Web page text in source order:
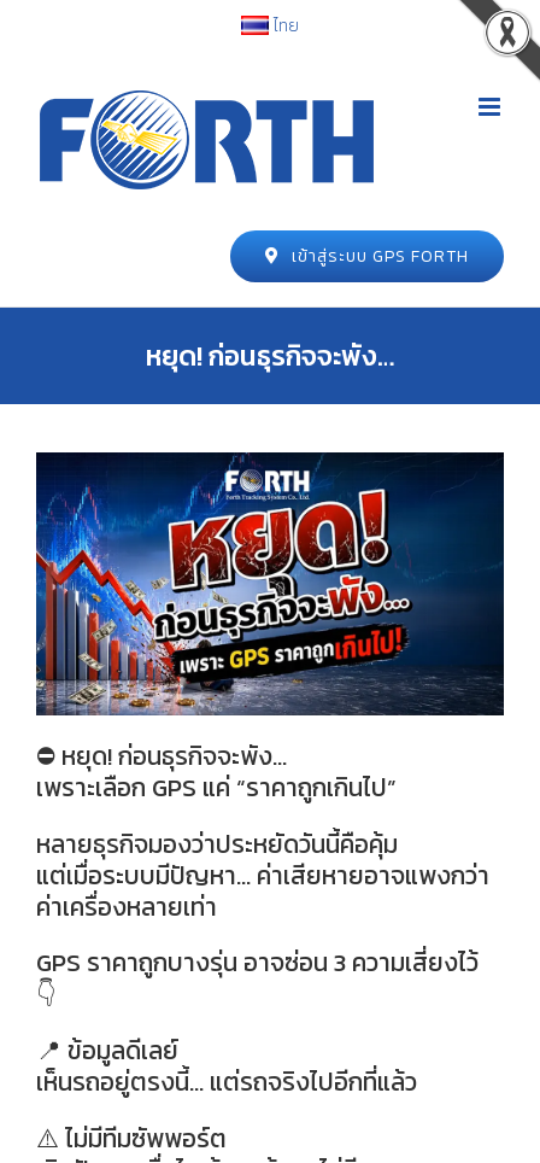
ไทย
เข้าสู่ระบบ GPS FORTH
หยุด! ก่อนธุรกิจจะพัง…
⛔ หยุด! ก่อนธุรกิจจะพัง…
เพราะเลือก GPS แค่ “ราคาถูกเกินไป”
หลายธุรกิจมองว่าประหยัดวันนี้คือคุ้ม
แต่เมื่อระบบมีปัญหา… ค่าเสียหายอาจแพงกว่า
ค่าเครื่องหลายเท่า
GPS ราคาถูกบางรุ่น อาจซ่อน 3 ความเสี่ยงไว้
👇
📍 ข้อมูลดีเลย์
เห็นรถอยู่ตรงนี้… แต่รถจริงไปอีกที่แล้ว
⚠️ ไม่มีทีมซัพพอร์ต